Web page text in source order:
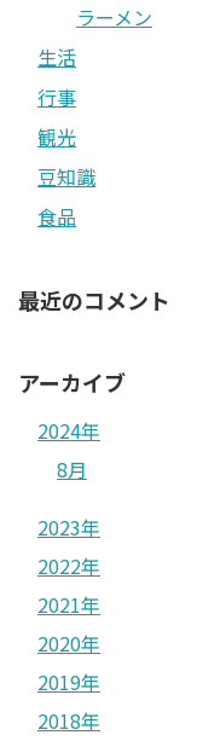
ラーメン
生活
行事
観光
豆知識
食品
最近のコメント
アーカイブ
2024年
8月
2023年
2022年
2021年
2020年
2019年
2018年